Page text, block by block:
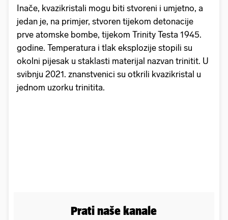
Inače, kvazikristali mogu biti stvoreni i umjetno, a
jedan je, na primjer, stvoren tijekom detonacije
prve atomske bombe, tijekom Trinity Testa 1945.
godine. Temperatura i tlak eksplozije stopili su
okolni pijesak u staklasti materijal nazvan trinitit. U
svibnju 2021. znanstvenici su otkrili kvazikristal u
jednom uzorku trinitita.
Prati naše kanale